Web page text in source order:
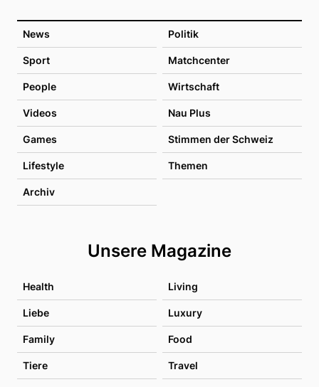
News Politik
Sport Matchcenter
People Wirtschaft
Videos Nau Plus
Games Stimmen der Schweiz
Lifestyle Themen
Archiv
Unsere Magazine
Health Living
Liebe Luxury
Family Food
Tiere Travel